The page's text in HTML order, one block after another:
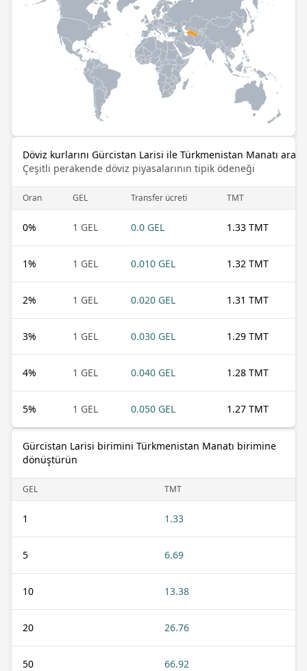
Döviz kurlarını Gürcistan Larisi ile Türkmenistan Manatı
Çeşitli perakende döviz piyasalarının tipik ödeneği
Oran GEL Transfer ücreti TMT
0% 1 GEL 0.0 GEL 1.33 TMT
1% 1 GEL 0.010 GEL 1.32 TMT
2% 1 GEL 0.020 GEL 1.31 TMT
3% 1 GEL 0.030 GEL 1.29 TMT
4% 1 GEL 0.040 GEL 1.28 TMT
5% 1 GEL 0.050 GEL 1.27 TMT
Gürcistan Larisi birimini Türkmenistan Manatı birimine
dönüştürün
GEL TMT
1 1.33
5 6.69
10 13.38
20 26.76
50 66.92